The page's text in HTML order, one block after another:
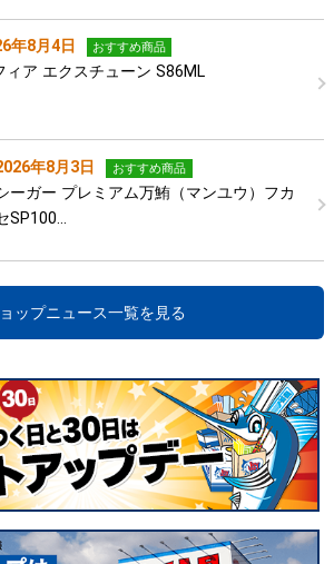
年8月4日 おすすめ商品
ィア エクスチューン S86ML
年8月3日 おすすめ商品
ーガー プレミアム万鮪（マンユウ）フカ
SP100…
ップニュース一覧を見る